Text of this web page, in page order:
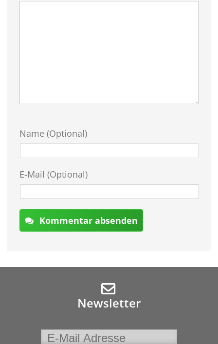
Name (Optional)
E-Mail (Optional)
Kommentar absenden
Newsletter